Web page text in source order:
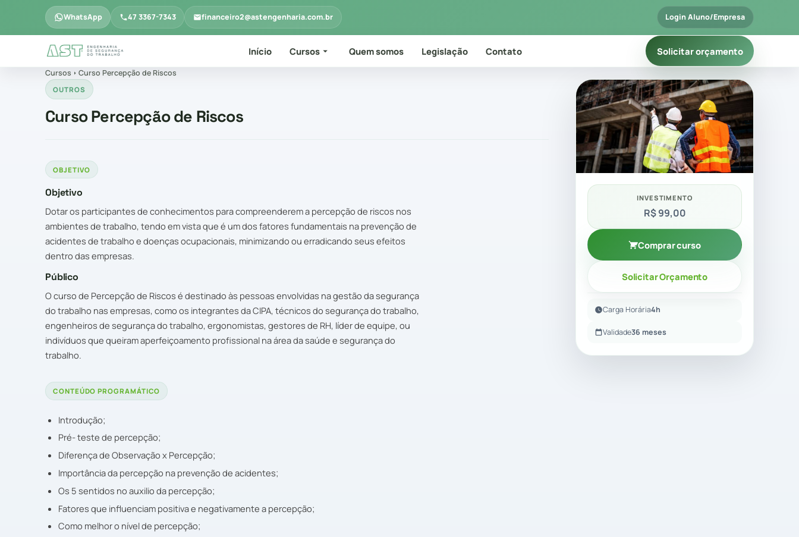
WhatsApp 47 3367-7343 financeiro2@astengenharia.com.br Login Aluno/Empresa
Início Cursos Quem somos Legislação Contato Solicitar orçamento
Cursos Curso Percepção de Riscos
OUTROS
Curso Percepção de Riscos
OBJETIVO
Objetivo
Dotar os participantes de conhecimentos para compreenderem a percepção de riscos nos
ambientes de trabalho, tendo em vista que é um dos fatores fundamentais na prevenção de
acidentes de trabalho e doenças ocupacionais, minimizando ou erradicando seus efeitos
dentro das empresas.
Público
O curso de Percepção de Riscos é destinado às pessoas envolvidas na gestão da segurança
do trabalho nas empresas, como os integrantes da CIPA, técnicos do segurança do trabalho,
engenheiros de segurança do trabalho, ergonomistas, gestores de RH, líder de equipe, ou
indivíduos que queiram aperfeiçoamento profissional na área da saúde e segurança do
trabalho.
CONTEÚDO PROGRAMÁTICO
Introdução;
Pré- teste de percepção;
Diferença de Observação x Percepção;
Importância da percepção na prevenção de acidentes;
Os 5 sentidos no auxilio da percepção;
Fatores que influenciam positiva e negativamente a percepção;
Como melhor o nível de percepção;
INVESTIMENTO
R$ 99,00
Comprar curso
Solicitar Orçamento
Carga Horária4h
Validade36 meses